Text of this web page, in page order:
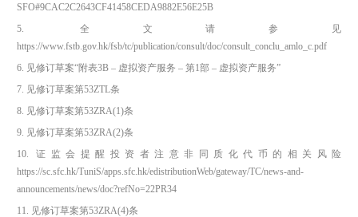
SFO#9CAC2C2643CF41458CEDA9882E56E25B
5. 全文请参见
https://www.fstb.gov.hk/fsb/tc/publication/consult/doc/consult_conclu_amlo_c.pdf
6. 见修订草案“附表3B – 虚拟资产服务 – 第1部 – 虚拟资产服务”
7. 见修订草案第53ZTL条
8. 见修订草案第53ZRA(1)条
9. 见修订草案第53ZRA(2)条
10. 证监会提醒投资者注意非同质化代币的相关风险
https://sc.sfc.hk/TuniS/apps.sfc.hk/edistributionWeb/gateway/TC/news-and-
announcements/news/doc?refNo=22PR34
11. 见修订草案第53ZRA(4)条